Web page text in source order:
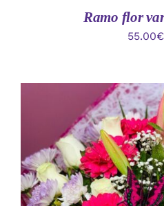
Ramo flor
55.00€